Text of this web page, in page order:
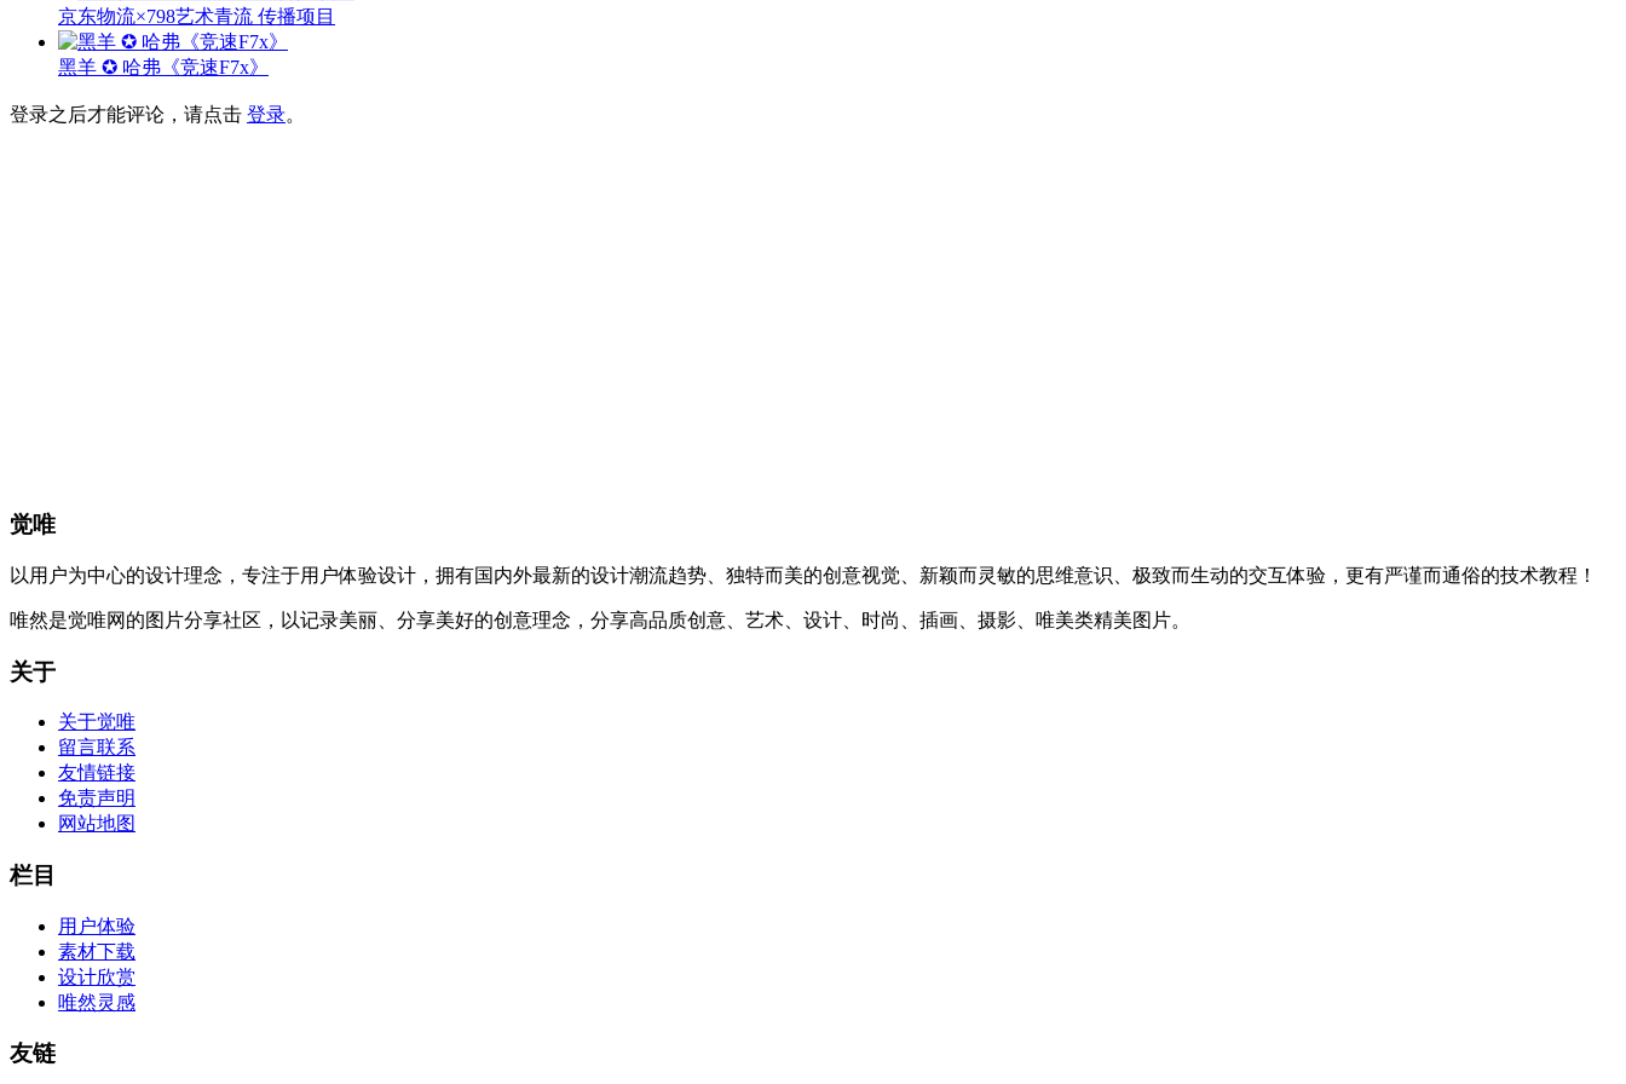
京东物流×798艺术青流 传播项目
黑羊 ✪ 哈弗《竞速F7x》
登录之后才能评论，请点击 登录。
觉唯
以用户为中心的设计理念，专注于用户体验设计，拥有国内外最新的设计潮流趋势、独特而美的创意视觉、新颖而灵敏的思维意识、极致而生动的交互体验，更有严谨而通俗的技术教程！
唯然是觉唯网的图片分享社区，以记录美丽、分享美好的创意理念，分享高品质创意、艺术、设计、时尚、插画、摄影、唯美类精美图片。
关于
关于觉唯
留言联系
友情链接
免责声明
网站地图
栏目
用户体验
素材下载
设计欣赏
唯然灵感
友链